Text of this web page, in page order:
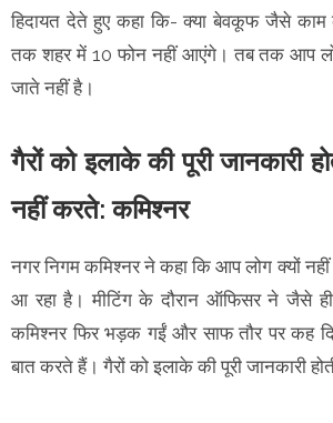
हिदायत देते हुए कहा कि- क्या बेवकूफ जैसे
तक शहर में 10 फोन नहीं आएंगे। तब तक आप
जाते नहीं है।
गैरों को इलाके की पूरी जानकारी
नहीं करते: कमिश्नर
नगर निगम कमिश्नर ने कहा कि आप लोग क्यों
आ रहा है। मीटिंग के दौरान ऑफिसर ने जैसे
कमिश्नर फिर भड़क गईं और साफ तौर पर कह
बात करते हैं। गैरों को इलाके की पूरी जानकारी